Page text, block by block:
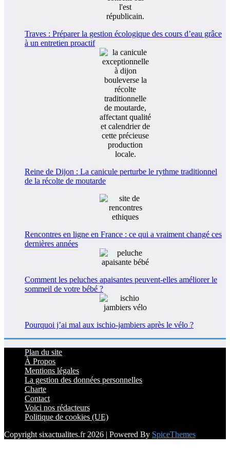
Traves : Préparer la gestion écologique des cours d’eau grâce
à un entretien proactif
Reine de Dijon : La canicule perturbe le rythme traditionnel
de la récolte de moutarde
Rencontres en ligne en France : ce qui a vraiment changé ces
dernières années
Comment les peluches apaisantes peuvent-elles améliorer le
sommeil de votre bébé ?
Pourquoi j’ai mal aux ischio-jambiers après le vélo ?
Plan du site
À Propos
Mentions légales
La gestion des données personnelles
Charte
Contact
Voici nos rédacteurs
Politique de cookies (UE)
Copyright sixactualites.fr 2026 | Powered By SpiceThemes